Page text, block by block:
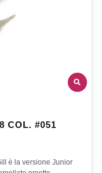
COL. #051
è la versione Junior